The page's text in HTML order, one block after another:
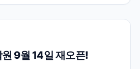
9월 14일 재오픈!